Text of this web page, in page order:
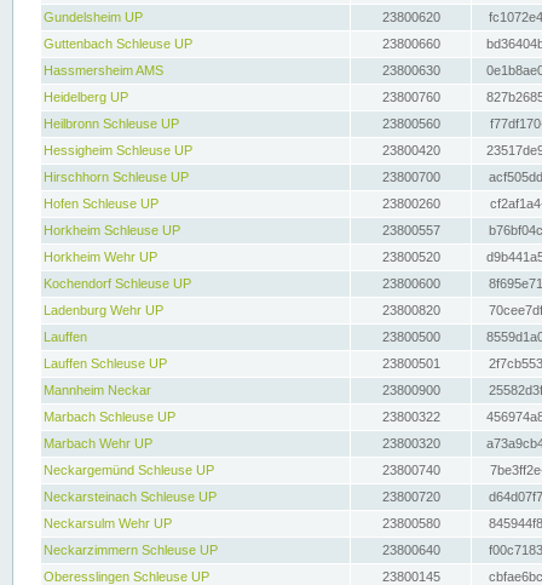
Gundelsheim UP
23800620
Guttenbach Schleuse UP
23800660
Hassmersheim AMS
23800630
Heidelberg UP
23800760
Heilbronn Schleuse UP
23800560
Hessigheim Schleuse UP
23800420
Hirschhorn Schleuse UP
23800700
Hofen Schleuse UP
23800260
Horkheim Schleuse UP
23800557
Horkheim Wehr UP
23800520
Kochendorf Schleuse UP
23800600
Ladenburg Wehr UP
23800820
Lauffen
23800500
Lauffen Schleuse UP
23800501
Mannheim Neckar
23800900
Marbach Schleuse UP
23800322
Marbach Wehr UP
23800320
Neckargemünd Schleuse UP
23800740
Neckarsteinach Schleuse UP
23800720
Neckarsulm Wehr UP
23800580
Neckarzimmern Schleuse UP
23800640
Oberesslingen Schleuse UP
23800145